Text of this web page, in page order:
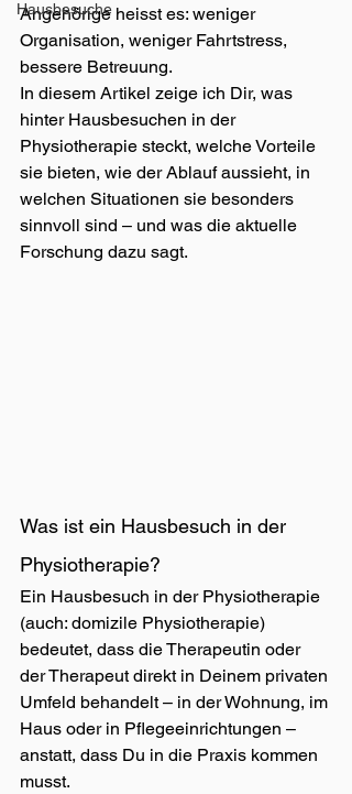
Hausbesuche
Angehörige heisst es: weniger
Organisation, weniger Fahrtstress,
bessere Betreuung.
In diesem Artikel zeige ich Dir, was
hinter Hausbesuchen in der
Physiotherapie steckt, welche Vorteile
sie bieten, wie der Ablauf aussieht, in
welchen Situationen sie besonders
sinnvoll sind – und was die aktuelle
Forschung dazu sagt.
Was ist ein Hausbesuch in der
Physiotherapie?
Ein Hausbesuch in der Physiotherapie
(auch: domizile Physiotherapie)
bedeutet, dass die Therapeutin oder
der Therapeut direkt in Deinem privaten
Umfeld behandelt – in der Wohnung, im
Haus oder in Pflegeeinrichtungen –
anstatt, dass Du in die Praxis kommen
musst.